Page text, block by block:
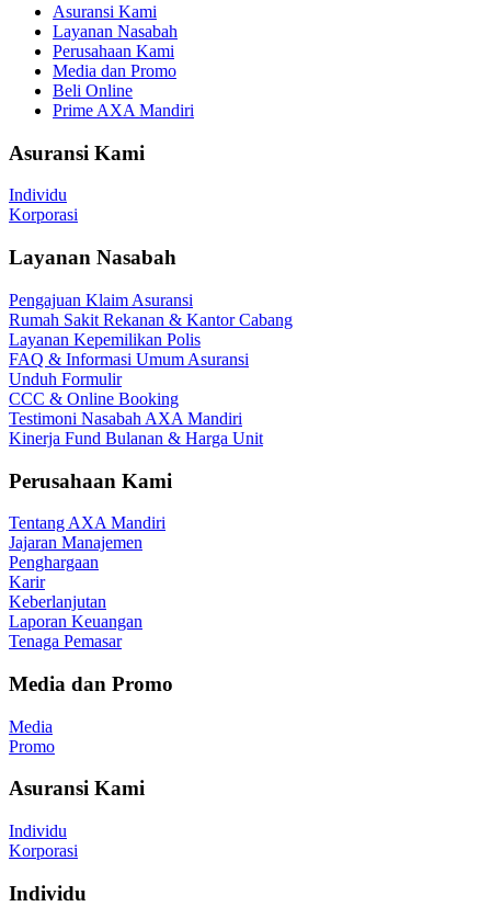
Asuransi Kami
Layanan Nasabah
Perusahaan Kami
Media dan Promo
Beli Online
Prime AXA Mandiri
Asuransi Kami
Individu
Korporasi
Layanan Nasabah
Pengajuan Klaim Asuransi
Rumah Sakit Rekanan & Kantor Cabang
Layanan Kepemilikan Polis
FAQ & Informasi Umum Asuransi
Unduh Formulir
CCC & Online Booking
Testimoni Nasabah AXA Mandiri
Kinerja Fund Bulanan & Harga Unit
Perusahaan Kami
Tentang AXA Mandiri
Jajaran Manajemen
Penghargaan
Karir
Keberlanjutan
Laporan Keuangan
Tenaga Pemasar
Media dan Promo
Media
Promo
Asuransi Kami
Individu
Korporasi
Individu